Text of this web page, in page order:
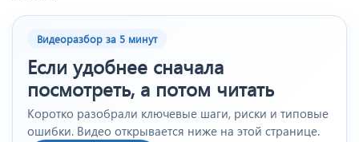
Видеоразбор за 5 минут
Если удобнее сначала
посмотреть, а потом читать
Коротко разобрали ключевые шаги, риски и типовые
ошибки. Видео открывается ниже на этой странице.